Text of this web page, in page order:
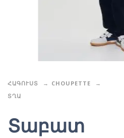
ՀԱԳՈՒՍՏ
CHOUPETTE
ՏՂԱ
Տաբատ